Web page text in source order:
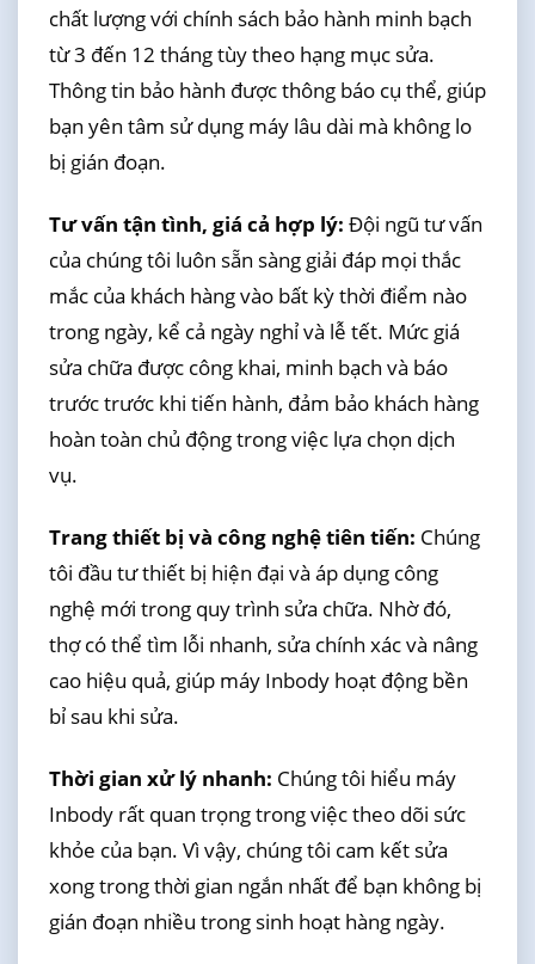
chất lượng với chính sách bảo hành minh bạch
từ 3 đến 12 tháng tùy theo hạng mục sửa.
Thông tin bảo hành được thông báo cụ thể, giúp
bạn yên tâm sử dụng máy lâu dài mà không lo
bị gián đoạn.
Tư vấn tận tình, giá cả hợp lý: Đội ngũ tư vấn
của chúng tôi luôn sẵn sàng giải đáp mọi thắc
mắc của khách hàng vào bất kỳ thời điểm nào
trong ngày, kể cả ngày nghỉ và lễ tết. Mức giá
sửa chữa được công khai, minh bạch và báo
trước trước khi tiến hành, đảm bảo khách hàng
hoàn toàn chủ động trong việc lựa chọn dịch
vụ.
Trang thiết bị và công nghệ tiên tiến: Chúng
tôi đầu tư thiết bị hiện đại và áp dụng công
nghệ mới trong quy trình sửa chữa. Nhờ đó,
thợ có thể tìm lỗi nhanh, sửa chính xác và nâng
cao hiệu quả, giúp máy Inbody hoạt động bền
bỉ sau khi sửa.
Thời gian xử lý nhanh: Chúng tôi hiểu máy
Inbody rất quan trọng trong việc theo dõi sức
khỏe của bạn. Vì vậy, chúng tôi cam kết sửa
xong trong thời gian ngắn nhất để bạn không bị
gián đoạn nhiều trong sinh hoạt hàng ngày.